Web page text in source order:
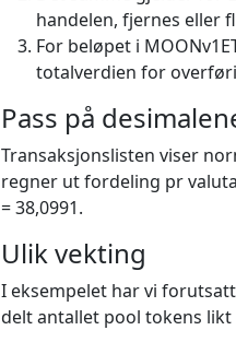
handelen, fjernes eller
For beløpet i
totalverdien for
Pass på
Transaksjonslisten viser
regner ut fordeling pr
= 38,0991.
Ulik vekting
I eksempelet har vi
delt antallet pool tokens likt